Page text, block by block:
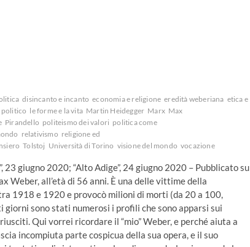
disincanto e incanto economia e religione eredità weberiana etica e
politico le forme e la vita Martin Heidegger Marx Max
Pirandello politeismo dei valori politica come
relativismo religione ed
Tolstoj Università di Torino visione del mondo vocazione
giugno 2020; “Alto Adige”, 24 giugno 2020 – Pubblicato su
Weber, all’età di 56 anni. È una delle vittime della
1918 e 1920 e provocò milioni di morti (da 20 a 100,
sono stati numerosi i profili che sono apparsi sui
Qui vorrei ricordare il “mio” Weber, e perché aiuta a
incompiuta parte cospicua della sua opera, e il suo